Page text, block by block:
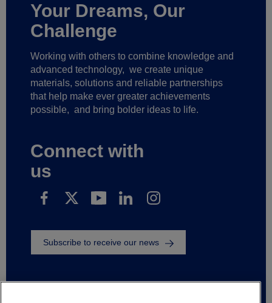
Your Dreams, Our
Challenge
Working with others to combine knowledge and
advanced technology, we create unique
materials, solutions and reliable partnerships
that help make ever greater achievements
possible, and bring bolder ideas to life.
Connect with
us
Subscribe to receive our news